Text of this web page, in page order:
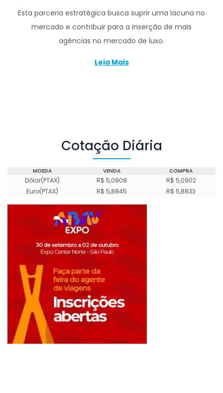
Esta parceria estratégica busca suprir uma lacuna no
mercado e contribuir para a inserção de mais
agências no mercado de luxo.
Leia Mais
Cotação Diária
MOEDA VENDA COMPRA
Dólar(PTAX) R$ 5,0908
R$ 5,0902
Euro(PTAX)
R$ 5,8845 R$ 5,8833